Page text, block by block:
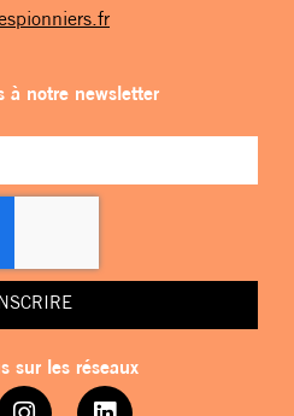
à notre newsletter
sur les réseaux